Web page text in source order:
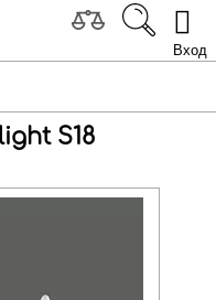
Вход
S18